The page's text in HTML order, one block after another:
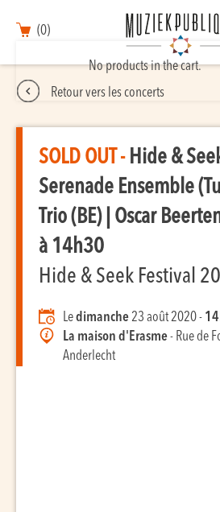
(0)
No products in the cart.
Retour vers les concerts
SOLD OUT - Hide &
Serenade Ensemble
Trio (BE) | Oscar
à 14h30
Hide & Seek Festival
Ledimanche 23 août 2020 -
La maison d'Erasme- Rue de
Anderlecht